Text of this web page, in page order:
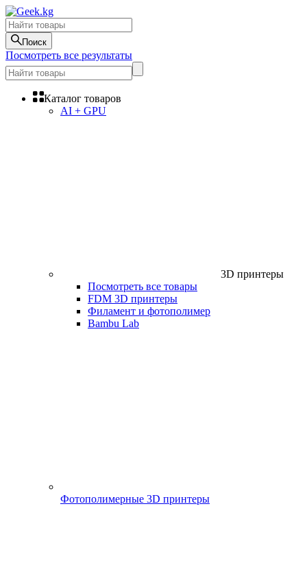
Поиск
Посмотреть все результаты
Каталог товаров
AI + GPU
3D принтеры
Посмотреть все товары
FDM 3D принтеры
Филамент и фотополимер
Bambu Lab
Фотополимерные 3D принтеры